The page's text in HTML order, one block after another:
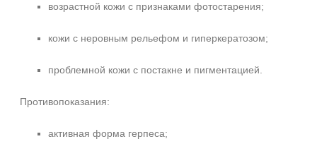
возрастной кожи с признаками фотостарения;
кожи с неровным рельефом и гиперкератозом;
проблемной кожи с постакне и пигментацией.
Противопоказания:
активная форма герпеса;